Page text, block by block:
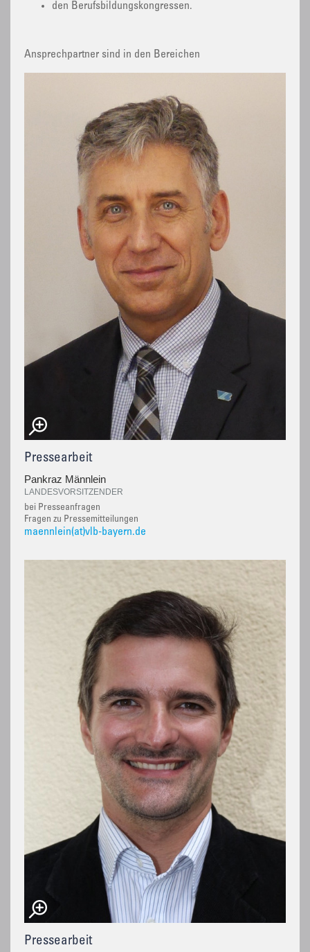
den Berufsbildungskongressen.
Ansprechpartner sind in den Bereichen
Pressearbeit
Pankraz Männlein
LANDESVORSITZENDER
bei Presseanfragen
Fragen zu Pressemitteilungen
maennlein(at)vlb-bayern.de
Pressearbeit